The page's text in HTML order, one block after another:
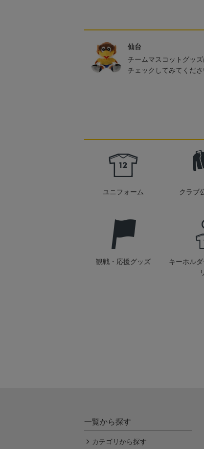
仙台
チームマスコットグッ
チェックしてみてくださ
ユニフォーム クラブ
観戦・応援グッズ
キーホル
一覧から探す
カテゴリから探す